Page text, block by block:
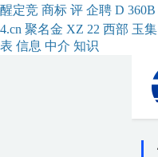
醒定竞 商标 评 企聘 D 360B
4.cn 聚名金 XZ 22 西部 玉集
表 信息 中介 知识